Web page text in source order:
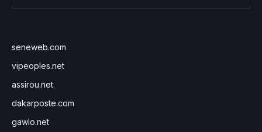
seneweb.com
vipeoples.net
assirou.net
dakarposte.com
gawlo.net